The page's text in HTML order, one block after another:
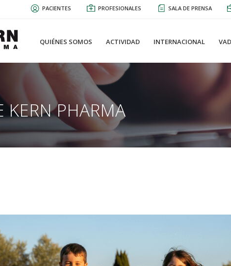
PACIENTES PROFESIONALES SALA DE PRENSA
QUIÉNES SOMOS ACTIVIDAD INTERNACIONAL
KERN PHARMA